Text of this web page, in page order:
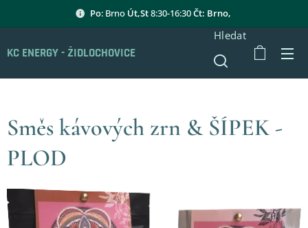
Po: Brno Út,St8:30-16:30Čt: Brno,
KC ENERGY - ŽIDLOCHOVICE
Hledat
Směs kávových zrn & ŠÍPEK -
PLOD